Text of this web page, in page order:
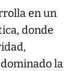
en un
donde
la